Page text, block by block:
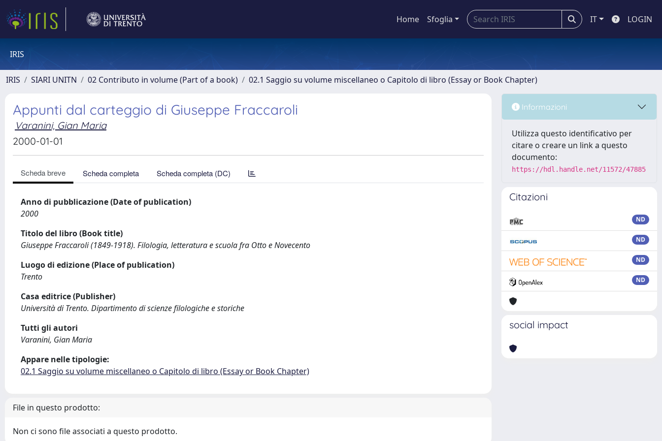
Home Sfoglia IT LOGIN
IRIS
IRIS SIARI UNITN 02 Contributo in volume (Part of a book) 02.1 Saggio su volume miscellaneo o Capitolo di libro (Essay or Book Chapter)
Appunti dal carteggio di Giuseppe Fraccaroli
Varanini, Gian Maria
2000-01-01
Scheda breve Scheda completa Scheda completa (DC)
Anno di pubblicazione (Date of publication)
2000
Titolo del libro (Book title)
Giuseppe Fraccaroli (1849-1918). Filologia, letteratura e scuola fra Otto e Novecento
Luogo di edizione (Place of publication)
Trento
Casa editrice (Publisher)
Università di Trento. Dipartimento di scienze filologiche e storiche
Tutti gli autori
Varanini, Gian Maria
Appare nelle tipologie:
02.1 Saggio su volume miscellaneo o Capitolo di libro (Essay or Book Chapter)
File in questo prodotto:
Non ci sono file associati a questo prodotto.
Informazioni
Utilizza questo identificativo per
citare o creare un link a questo
documento:
https://hdl.handle.net/11572/47885
Citazioni
ND
ND
ND
ND
social impact